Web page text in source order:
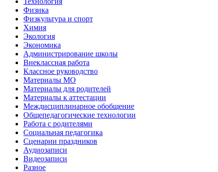
Физика
Физкультура и спорт
Химия
Экология
Экономика
Администрирование школы
Внеклассная работа
Классное руководство
Материалы МО
Материалы для родителей
Материалы к аттестации
Междисциплинарное обобщение
Общепедагогические технологии
Работа с родителями
Социальная педагогика
Сценарии праздников
Аудиозаписи
Видеозаписи
Разное